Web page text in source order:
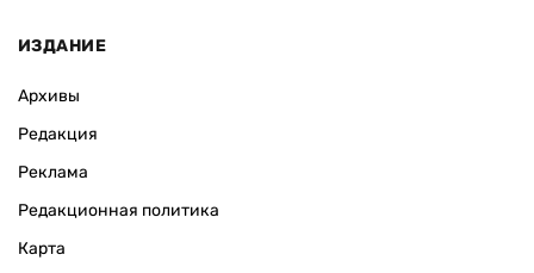
ИЗДАНИЕ
Архивы
Редакция
Реклама
Редакционная политика
Карта